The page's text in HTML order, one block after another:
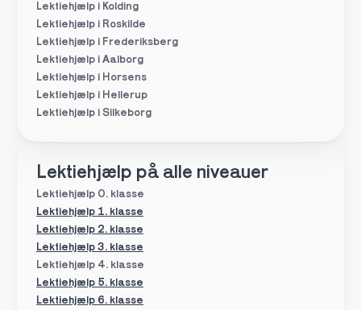
Lektiehjælp i Kolding
Lektiehjælp i Roskilde
Lektiehjælp i Frederiksberg
Lektiehjælp i Aalborg
Lektiehjælp i Horsens
Lektiehjælp i Hellerup
Lektiehjælp i Silkeborg
Lektiehjælp på alle niveauer
Lektiehjælp 0. klasse
Lektiehjælp 4. klasse
Lektiehjælp 5. klasse
Lektiehjælp 1. klasse
Lektiehjælp 6. klasse
Lektiehjælp 2. klasse
Lektiehjælp 3. klasse